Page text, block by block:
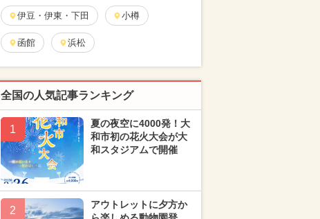
伊豆・伊東・下田 小樽
函館 浜松
全国の人気記事ランキング
1
夏の夜空に4000発！大
和市初の花火大会が大
和スタジアムで開催
2
アウトレットに夕方か